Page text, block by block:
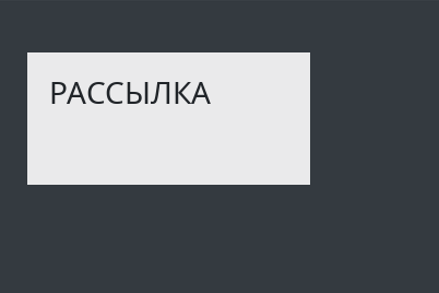
РАССЫЛКА